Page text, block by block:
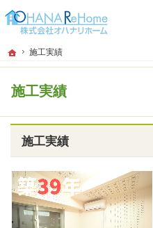
ホーム
施工実績
施工実績
プロの目線からご提案。神奈川県茅ケ
リフォーム、注文新築住宅をお考えな
施工実績